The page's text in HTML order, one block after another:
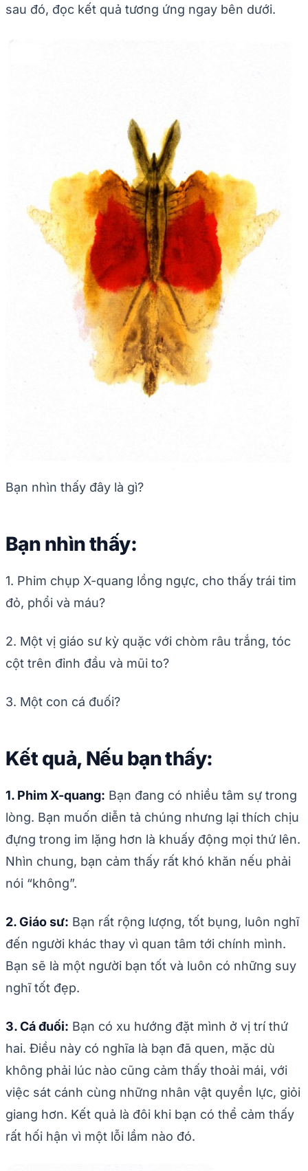
sau đó, đọc kết quả tương ứng ngay bên dưới.
Bạn nhìn thấy đây là gì?
Bạn nhìn thấy:
1. Phim chụp X-quang lồng ngực, cho thấy trái tim
đỏ, phổi và máu?
2. Một vị giáo sư kỳ quặc với chòm râu trắng, tóc
cột trên đỉnh đầu và mũi to?
3. Một con cá đuối?
Kết quả, Nếu bạn thấy:
1. Phim X-quang: Bạn đang có nhiều tâm sự trong
lòng. Bạn muốn diễn tả chúng nhưng lại thích chịu
đựng trong im lặng hơn là khuấy động mọi thứ lên.
Nhìn chung, bạn cảm thấy rất khó khăn nếu phải
nói “không”.
2. Giáo sư: Bạn rất rộng lượng, tốt bụng, luôn nghĩ
đến người khác thay vì quan tâm tới chính mình.
Bạn sẽ là một người bạn tốt và luôn có những suy
nghĩ tốt đẹp.
3. Cá đuối: Bạn có xu hướng đặt mình ở vị trí thứ
hai. Điều này có nghĩa là bạn đã quen, mặc dù
không phải lúc nào cũng cảm thấy thoải mái, với
việc sát cánh cùng những nhân vật quyền lực, giỏi
giang hơn. Kết quả là đôi khi bạn có thể cảm thấy
rất hối hận vì một lỗi lầm nào đó.